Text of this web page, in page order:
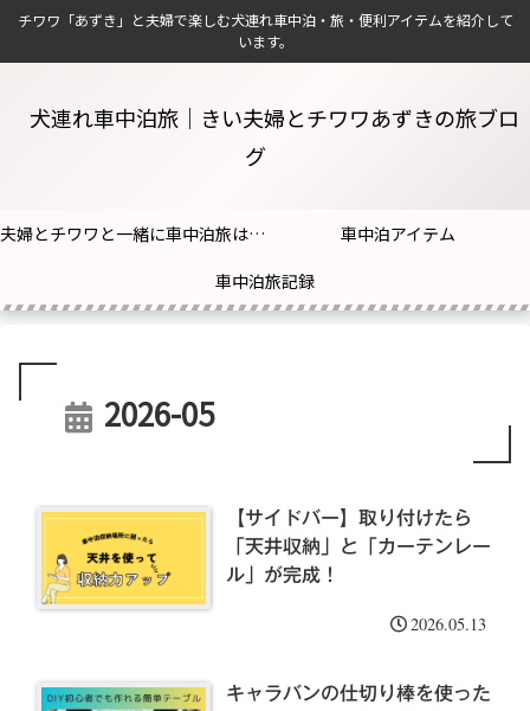
チワワ「あずき」と夫婦で楽しむ犬連れ車中泊・旅・便利アイテムを紹介して
います。
犬連れ車中泊旅｜きい夫婦とチワワあずきの旅ブロ
グ
夫婦とチワワと一緒に車中泊旅はじめました！
車中泊アイテム
車中泊旅記録
2026-05
【サイドバー】取り付けたら
「天井収納」と「カーテンレー
ル」が完成！
2026.05.13
キャラバンの仕切り棒を使った